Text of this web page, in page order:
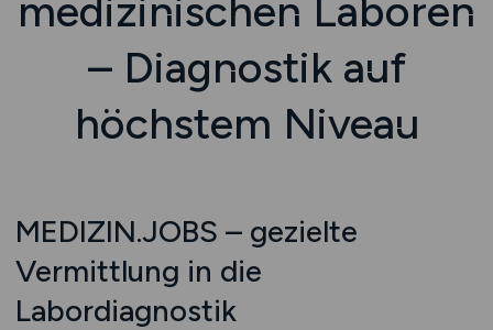
medizinischen Laboren
– Diagnostik auf
höchstem Niveau
MEDIZIN.JOBS – gezielte
Vermittlung in die
Labordiagnostik